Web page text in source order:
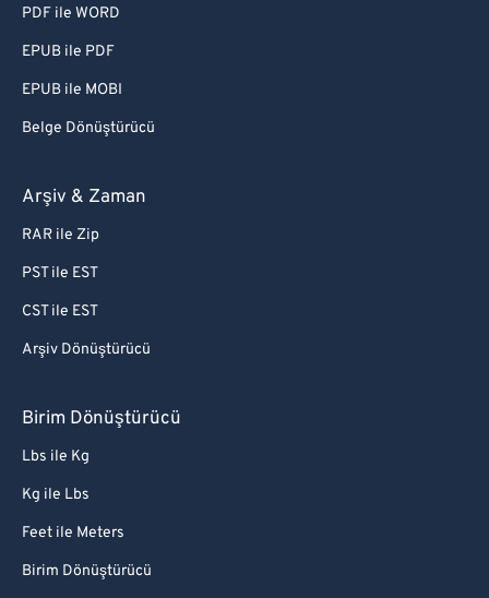
PDF ile WORD
EPUB ile PDF
EPUB ile MOBI
Belge Dönüştürücü
Arşiv & Zaman
RAR ile Zip
PST ile EST
CST ile EST
Arşiv Dönüştürücü
Birim Dönüştürücü
Lbs ile Kg
Kg ile Lbs
Feet ile Meters
Birim Dönüştürücü